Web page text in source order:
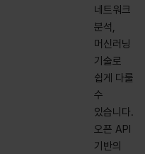
네트워크
분석,
머신러닝
기술로
쉽게 다룰
수
있습니다.
오픈 API
기반의